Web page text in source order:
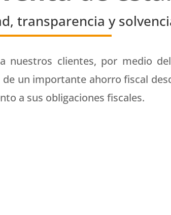
transparencia y
nuestros clientes, por medio
un importante ahorro fiscal
a sus obligaciones fiscales.